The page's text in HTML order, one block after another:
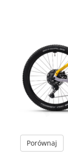
Porównaj